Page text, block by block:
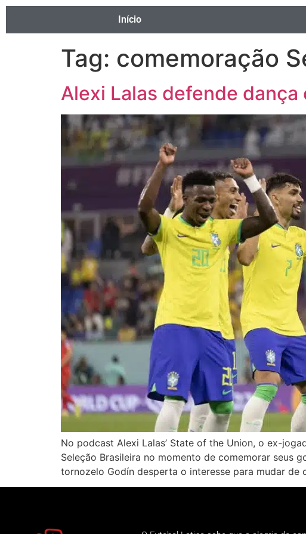
Início
Tag: comemoração
Alexi Lalas defende
No podcast Alexi Lalas’ State of the Union, o ex-
Seleção Brasileira no momento de comemorar seus
tornozelo Godín desperta o interesse para mudar de